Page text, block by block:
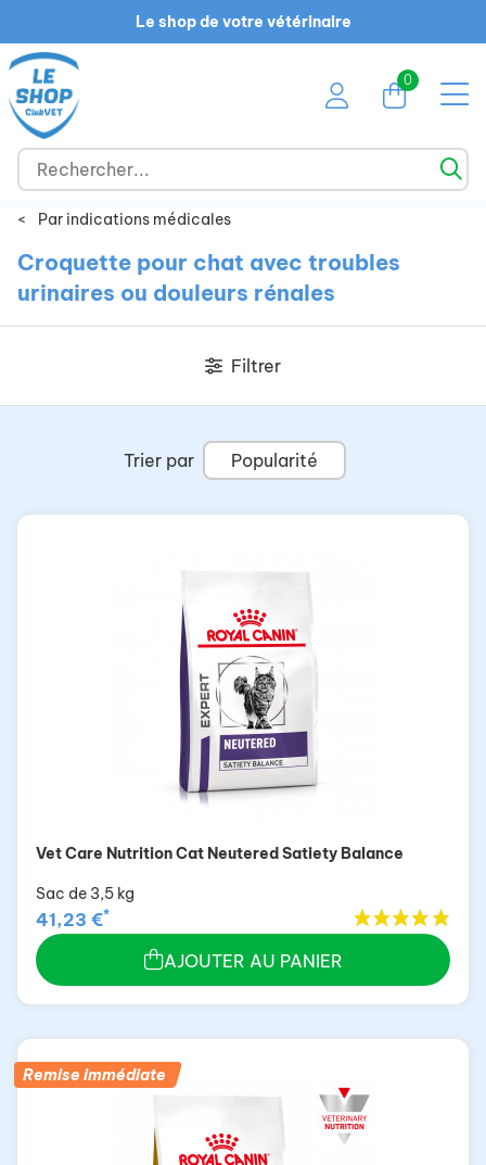
Le shop de votre vétérinaire
0
< Par indications médicales
Croquette pour chat avec troubles
urinaires ou douleurs rénales
Filtrer
Trier par Popularité
Vet Care Nutrition Cat Neutered Satiety Balance
Sac de 3,5 kg
41,23 €*
AJOUTER AU PANIER
Remise immédiate